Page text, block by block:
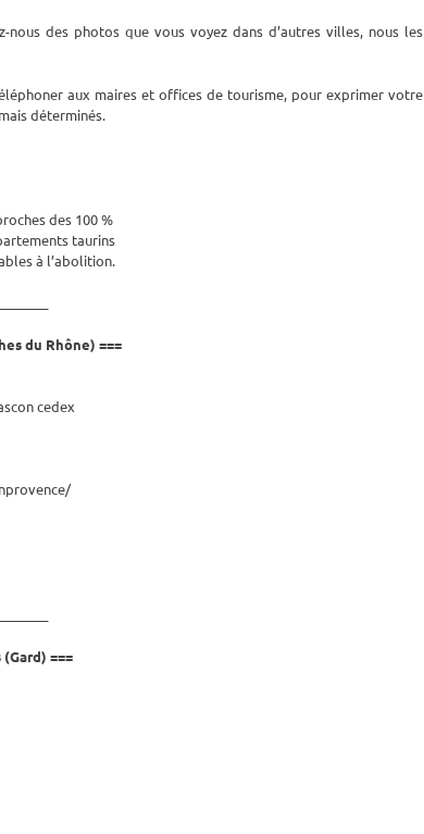
des photos que vous voyez dans d’autres villes, nous les
aux maires et offices de tourisme, pour exprimer votre
déterminés.
des 100 %
taurins
à l’abolition.
du Rhône) ===
cedex
===